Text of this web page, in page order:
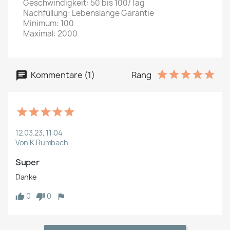
Geschwindigkeit: 50 bis 100/Tag
Nachfüllung: Lebenslange Garantie
Minimum: 100
Maximal: 2000
Kommentare (1) Rang
12.03.23, 11:04
Von K.Rumbach
Super
Danke
0
0